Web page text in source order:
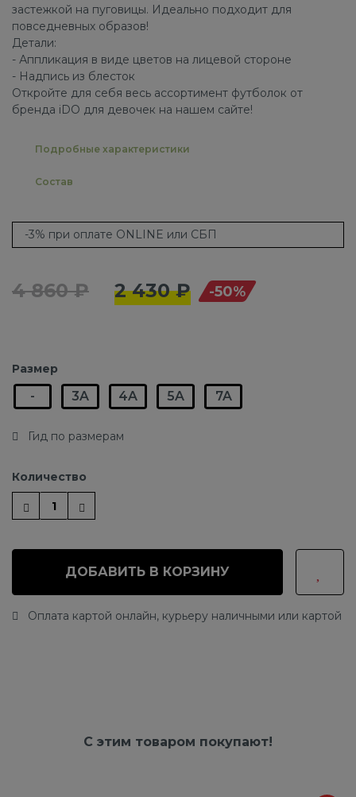
застежкой на пуговицы. Идеально подходит для
повседневных образов!
Детали:
- Аппликация в виде цветов на лицевой стороне
- Надпись из блесток
Откройте для себя весь ассортимент футболок от
бренда iDO для девочек на нашем сайте!
Подробные характеристики
Состав
-3% при оплате ONLINE или СБП
4 860 ₽ 2 430 ₽ -50%
Размер
- 3A 4A 5A 7A
Гид по размерам
Количество
ДОБАВИТЬ В КОРЗИНУ
Оплата картой онлайн, курьеру наличными или картой
С этим товаром покупают!